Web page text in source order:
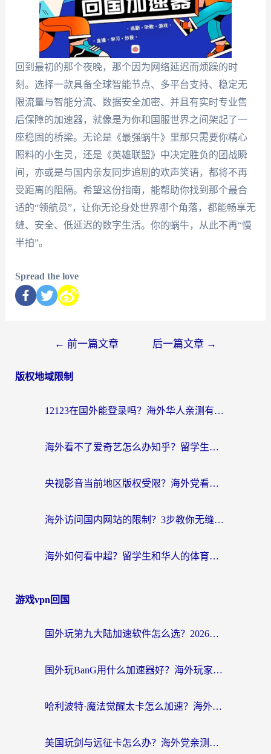
回到最初的那个夜晚，那个因为网络延迟而烦躁的时
刻。选择一款具备全球智能节点、多平台支持、稳定无
限流量与智能分流、数据安全加密、并且有实时专业售
后保障的加速器，就像是为你和国服世界之间架起了一
座稳固的桥梁。无论是《最强蜗牛》里那只需要你精心
照料的小生灵，还是《英雄联盟》中决定胜负的团战瞬
间，亦或是与国内亲友同步追剧的欢声笑语，都将不再
受距离的阻隔。希望这份指南，能帮助你找到那个最合
适的“领航员”，让你无论身处世界哪个角落，都能畅享无
缝、安全、低延迟的数字生活。你的蜗牛，从此不再“慢
半拍”。
Spread the love
← 前一篇文章 后一篇文章 →
版权地域限制
12123在国外能登录吗？海外华人亲测有效的回国加速器选择指南
海外看不了爱奇艺怎么办知乎？留学生亲测有效的回国加速方案
央视影音当前地区版权受限？海外党看国内剧、追电视台的终极解决方案
海外访问国内网站的限制？3步教你无缝解锁国内资源（附实测最优工具）
海外如何看中超？留学生和华人的体育赛事观看终极指南（附欧洲杯奥运会观看技巧）
游戏vpn回国
国外玩第九大陆加速软件怎么选？2026终极指南帮你告别延迟卡顿
国外玩BanG用什么加速器好？海外玩家亲测的国服游戏加速终极方案
哈利波特·魔法觉醒太卡怎么加速？海外党亲测有效的国服游戏加速指南
美国玩剑与远征卡怎么办？海外党亲测有效的国服游戏加速指南